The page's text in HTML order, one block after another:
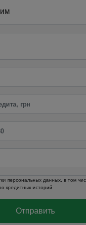
персональных данных, в том
кредитных историй
Отправить